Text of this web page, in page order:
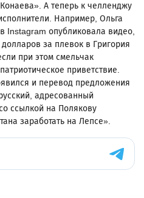
А теперь к челленджу
Например, Ольга
Instagram опубликовала видео,
за плевок в Григория
при этом смельчак
приветствие.
и перевод предложения
адресованный
ссылкой на Полякову
заработать на Лепсе».